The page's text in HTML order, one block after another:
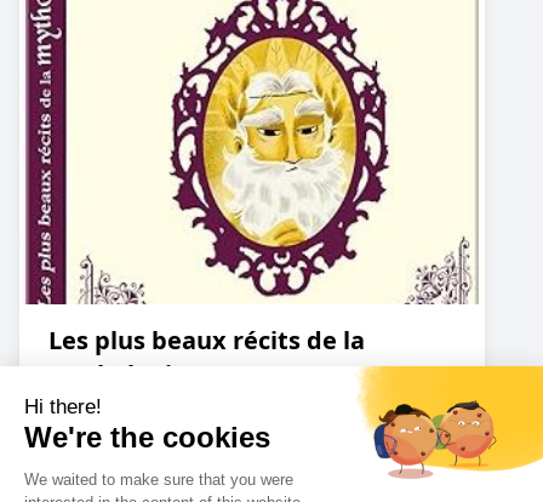
Les plus beaux récits de la
mythologie grecque
Amazon